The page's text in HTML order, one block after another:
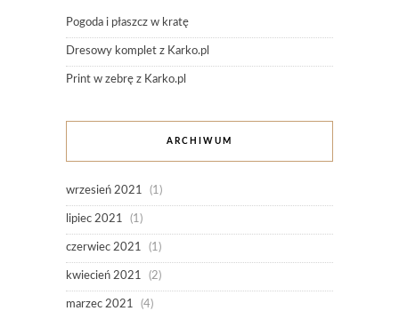
Pogoda i płaszcz w kratę
Dresowy komplet z Karko.pl
Print w zebrę z Karko.pl
ARCHIWUM
wrzesień 2021 (1)
lipiec 2021 (1)
czerwiec 2021 (1)
kwiecień 2021 (2)
marzec 2021 (4)